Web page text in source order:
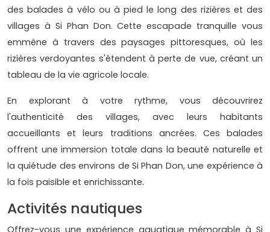
des balades à vélo ou à pied le long des rizières et des
villages à Si Phan Don. Cette escapade tranquille vous
emmène à travers des paysages pittoresques, où les
rizières verdoyantes s'étendent à perte de vue, créant un
tableau de la vie agricole locale.
En explorant à votre rythme, vous découvrirez
l'authenticité des villages, avec leurs habitants
accueillants et leurs traditions ancrées. Ces balades
offrent une immersion totale dans la beauté naturelle et
la quiétude des environs de Si Phan Don, une expérience à
la fois paisible et enrichissante.
Activités nautiques
Offrez-vous une expérience aquatique mémorable à Si